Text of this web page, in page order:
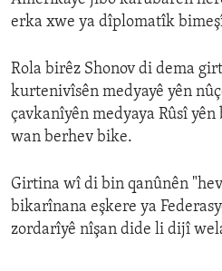
erka xwe ya dîplomatîk
Rola birêz Shonov di dema
kurtenivîsên medyayê yên
çavkanîyên medyaya Rûsî
wan berhev bike.
Girtina wî di bin qanûnên
bikarînana eşkere ya
zordarîyê nîşan dide li dijî